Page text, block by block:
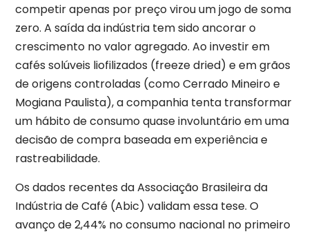
competir apenas por preço virou um jogo de soma
zero. A saída da indústria tem sido ancorar o
crescimento no valor agregado. Ao investir em
cafés solúveis liofilizados (freeze dried) e em grãos
de origens controladas (como Cerrado Mineiro e
Mogiana Paulista), a companhia tenta transformar
um hábito de consumo quase involuntário em uma
decisão de compra baseada em experiência e
rastreabilidade.
Os dados recentes da Associação Brasileira da
Indústria de Café (Abic) validam essa tese. O
avanço de 2,44% no consumo nacional no primeiro